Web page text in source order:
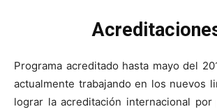
Programa acreditado hasta mayo del
actualmente trabajando en los nuevos
lograr la acreditación internacional por